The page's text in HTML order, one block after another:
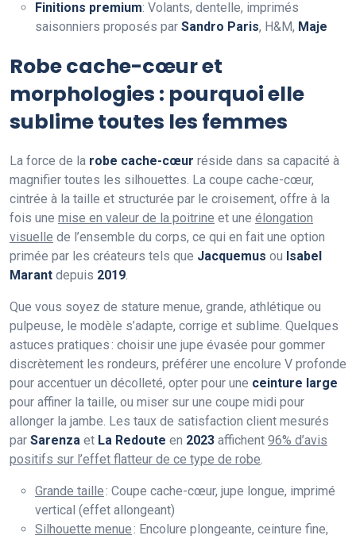
Finitions premium: Volants, dentelle, imprimés
saisonniers proposés par Sandro Paris, H&M, Maje
Robe cache-cœur et
morphologies : pourquoi elle
sublime toutes les femmes
La force de la robe cache-cœur réside dans sa capacité à
magnifier toutes les silhouettes. La coupe cache-cœur,
cintrée à la taille et structurée par le croisement, offre à la
fois une mise en valeur de la poitrine et une élongation
visuelle de l’ensemble du corps, ce qui en fait une option
primée par les créateurs tels que Jacquemus ou Isabel
Marant depuis 2019
Que vous soyez de stature menue, grande, athlétique ou
pulpeuse, le modèle s’adapte, corrige et sublime. Quelques
astuces pratiques : choisir une jupe évasée pour gommer
discrètement les rondeurs, préférer une encolure V profonde
pour accentuer un décolleté, opter pour une ceinture large
pour affiner la taille, ou miser sur une coupe midi pour
allonger la jambe. Les taux de satisfaction client mesurés
par Sarenza et La Redoute en 2023 affichent 96% d’avis
positifs sur l’effet flatteur de ce type de robe
Grande taille: Coupe cache-cœur, jupe longue, imprimé
vertical (effet allongeant)
Silhouette menue: Encolure plongeante, ceinture fine,